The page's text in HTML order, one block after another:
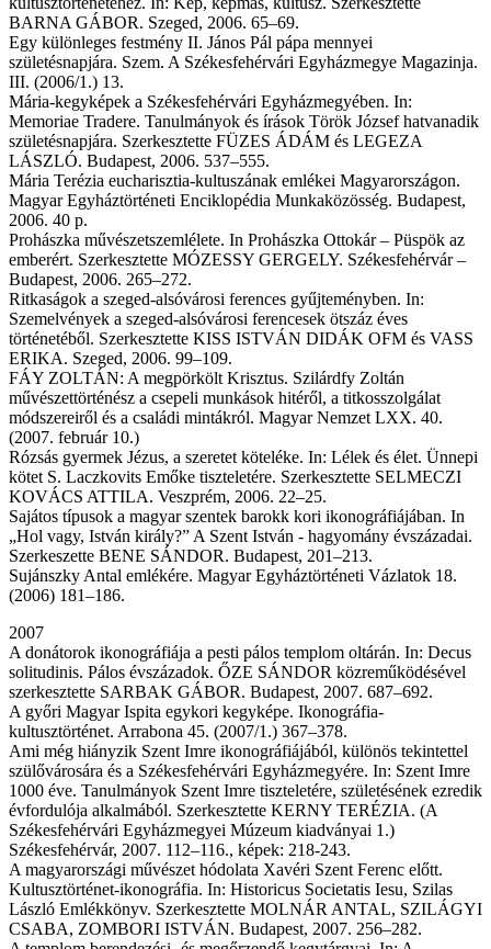
BARNA GÁBOR. Szeged, 2006. 65–69.
Egy különleges festmény II. János Pál pápa mennyei
születésnapjára. Szem. A Székesfehérvári Egyházmegye Magazinja.
III. (2006/1.) 13.
Mária-kegyképek a Székesfehérvári Egyházmegyében. In:
Memoriae Tradere. Tanulmányok és írások Török József hatvanadik
születésnapjára. Szerkesztette FÜZES ÁDÁM és LEGEZA
LÁSZLÓ. Budapest, 2006. 537–555.
Mária Terézia eucharisztia-kultuszának emlékei Magyarországon.
Magyar Egyháztörténeti Enciklopédia Munkaközösség. Budapest,
2006. 40 p.
Prohászka művészetszemlélete. In Prohászka Ottokár – Püspök az
emberért. Szerkesztette MÓZESSY GERGELY. Székesfehérvár –
Budapest, 2006. 265–272.
Ritkaságok a szeged-alsóvárosi ferences gyűjteményben. In:
Szemelvények a szeged-alsóvárosi ferencesek ötszáz éves
történetéből. Szerkesztette KISS ISTVÁN DIDÁK OFM és VASS
ERIKA. Szeged, 2006. 99–109.
FÁY ZOLTÁN: A megpörkölt Krisztus. Szilárdfy Zoltán
művészettörténész a csepeli munkások hitéről, a titkosszolgálat
módszereiről és a családi mintákról. Magyar Nemzet LXX. 40.
(2007. február 10.)
Rózsás gyermek Jézus, a szeretet köteléke. In: Lélek és élet. Ünnepi
kötet S. Laczkovits Emőke tiszteletére. Szerkesztette SELMECZI
KOVÁCS ATTILA. Veszprém, 2006. 22–25.
Sajátos típusok a magyar szentek barokk kori ikonográfiájában. In
„Hol vagy, István király?” A Szent István - hagyomány évszázadai.
Szerkeszette BENE SÁNDOR. Budapest, 201–213.
Sujánszky Antal emlékére. Magyar Egyháztörténeti Vázlatok 18.
(2006) 181–186.
2007
A donátorok ikonográfiája a pesti pálos templom oltárán. In: Decus
solitudinis. Pálos évszázadok. ŐZE SÁNDOR közreműködésével
szerkesztette SARBAK GÁBOR. Budapest, 2007. 687–692.
A győri Magyar Ispita egykori kegyképe. Ikonográfia-
kultusztörténet. Arrabona 45. (2007/1.) 367–378.
Ami még hiányzik Szent Imre ikonográfiájából, különös tekintettel
szülővárosára és a Székesfehérvári Egyházmegyére. In: Szent Imre
1000 éve. Tanulmányok Szent Imre tiszteletére, születésének ezredik
évfordulója alkalmából. Szerkesztette KERNY TERÉZIA. (A
Székesfehérvári Egyházmegyei Múzeum kiadványai 1.)
Székesfehérvár, 2007. 112–116., képek: 218-243.
A magyarországi művészet hódolata Xavéri Szent Ferenc előtt.
Kultusztörténet-ikonográfia. In: Historicus Societatis Iesu, Szilas
László Emlékkönyv. Szerkesztette MOLNÁR ANTAL, SZILÁGYI
CSABA, ZOMBORI ISTVÁN. Budapest, 2007. 256–282.